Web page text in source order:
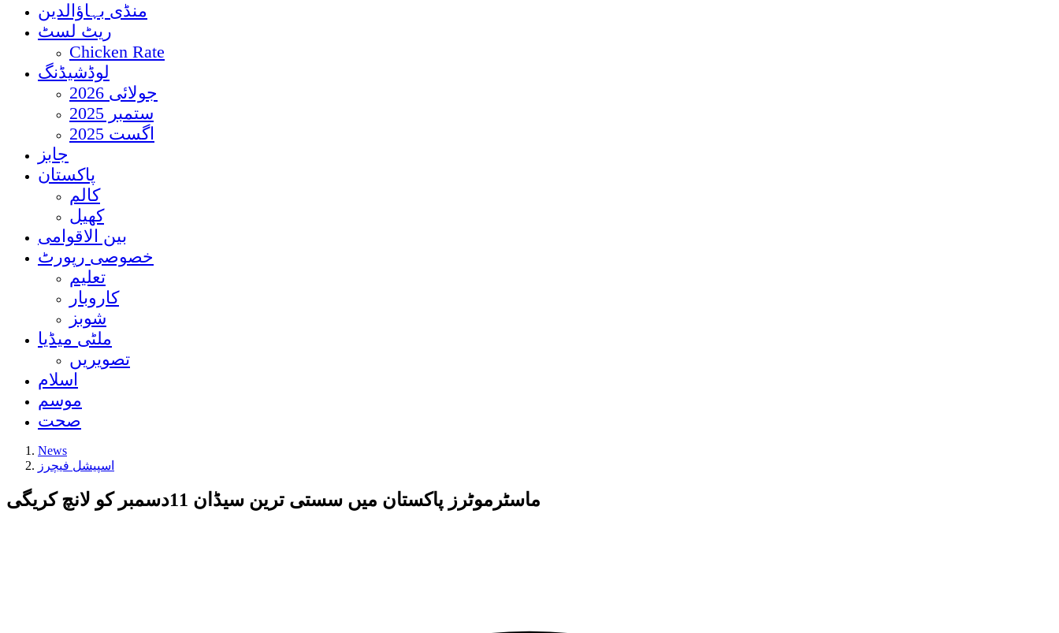
منڈی بہاؤالدین
ریٹ لسٹ
Chicken Rate
لوڈشیڈنگ
جولائی 2026
ستمبر 2025
اگست 2025
جابز
پاکستان
کالم
کھیل
بین الاقوامی
خصوصی رپورٹ
تعلیم
کاروبار
شوبز
ملٹی میڈیا
تصویریں
اسلام
موسم
صحت
News
اسپیشل فیچرز
ماسٹرموٹرز پاکستان میں سستی ترین سیڈان 11دسمبر کو لانچ کریگی